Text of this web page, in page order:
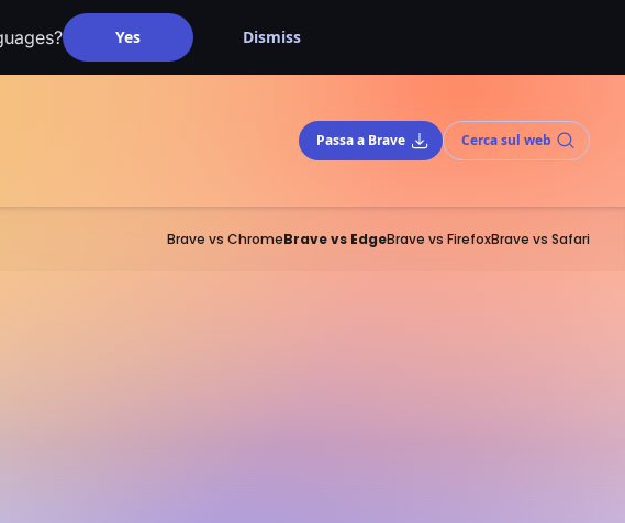
Yes Dismiss
Passa a Brave Cerca sul web
Brave vs ChromeBrave vs EdgeBrave vs FirefoxBrave vs Safari